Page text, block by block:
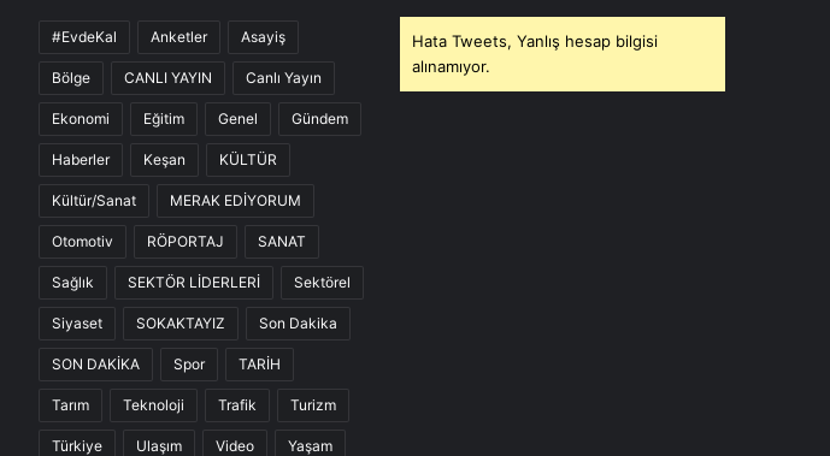
#EvdeKal Anketler Asayiş
Bölge CANLI YAYIN Canlı Yayın
Ekonomi Eğitim Genel Gündem
Haberler Keşan KÜLTÜR
Kültür/Sanat MERAK EDİYORUM
Otomotiv RÖPORTAJ SANAT
Sağlık SEKTÖR LİDERLERİ Sektörel
Siyaset SOKAKTAYIZ Son Dakika
SON DAKİKA Spor TARİH
Tarım Teknoloji Trafik Turizm
Türkiye Ulaşım Video Yaşam
Hata Tweets, Yanlış hesap bilgisi
alınamıyor.